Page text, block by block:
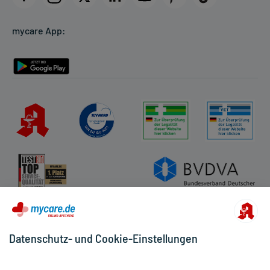
Rückgabe/Widerruf
mycare App:
Datenschutz- und Cookie-Einstellungen